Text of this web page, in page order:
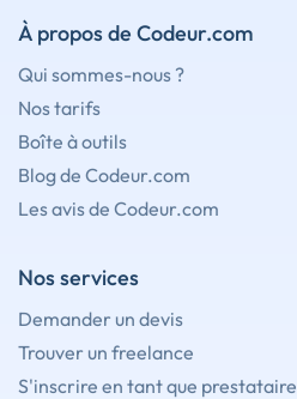
À propos de Codeur.com
Qui sommes-nous ?
Nos tarifs
Boîte à outils
Blog de Codeur.com
Les avis de Codeur.com
Nos services
Demander un devis
Trouver un freelance
S'inscrire en tant que prestataire